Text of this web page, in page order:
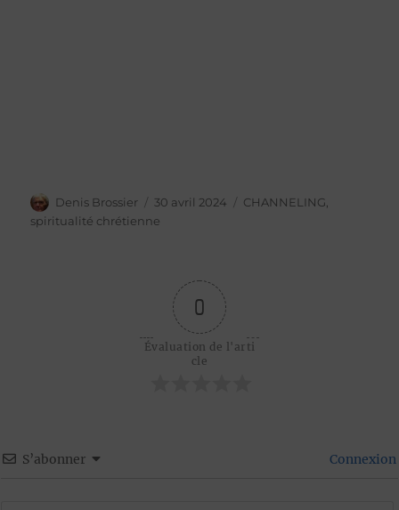
Auteur
Denis Brossier
Publié
le
30 avril 2024 Catégories
CHANNELING
spiritualité chrétienne
0
Évaluation de l'arti
cle
S’abonner Connexion